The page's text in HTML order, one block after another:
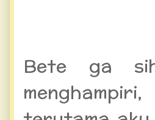
Bete ga